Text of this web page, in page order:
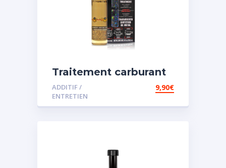
Traitement carburant
spécial essence
ADDITIF /
ENTRETIEN
9,90€